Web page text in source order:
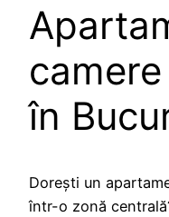
în
Dorești un
într-o zonă